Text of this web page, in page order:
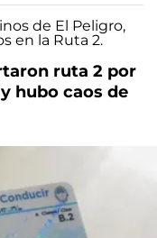
ruta 2 por
hubo caos de